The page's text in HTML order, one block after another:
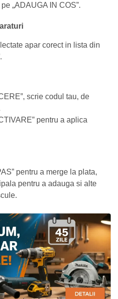
„ADAUGA IN COS”.
apar corect in lista din
scrie codul tau, de
pentru a aplica
pentru a merge la plata,
pentru a adauga si alte